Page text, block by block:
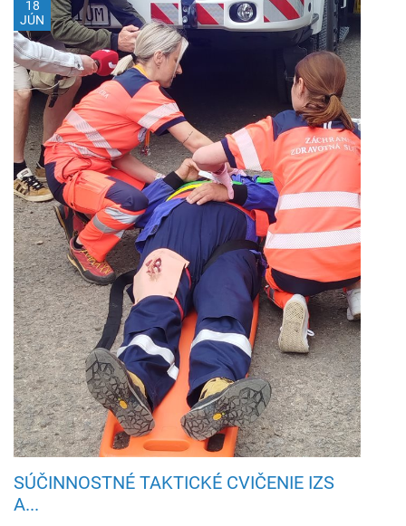
18
JÚN
SÚČINNOSTNÉ TAKTICKÉ CVIČENIE IZS
A...